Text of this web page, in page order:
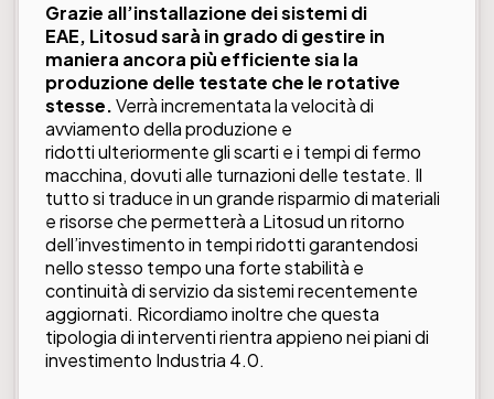
Grazie all’installazione dei sistemi di
EAE, Litosud sarà in grado di gestire in
maniera ancora più efficiente sia la
produzione delle testate che le rotative
stesse.Verrà incrementata la velocità di
avviamento della produzione e
ridotti ulteriormente gli scarti e i tempi di fermo
macchina, dovuti alle turnazioni delle testate. Il
tutto si traduce in un grande risparmio di materiali
e risorse che permetterà a Litosud un ritorno
dell’investimento in tempi ridotti garantendosi
nello stesso tempo una forte stabilità e
continuità di servizio da sistemi recentemente
aggiornati. Ricordiamo inoltre che questa
tipologia di interventi rientra appieno nei piani di
investimento Industria 4.0.